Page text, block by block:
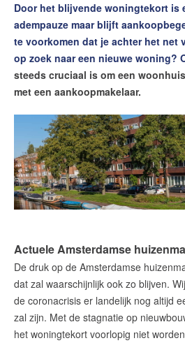
Word jij onze nieuwe makelaar?
Woning Waarde Adviesdagen
De waarde van uw woning
De
verandert
Lees de blog
Amsterdam
Makelaars van Amsterdam
amsterdam@makelaarsvan.nl
+31 (0)20 333 11 10
Door het blijvende woningtekort is
adempauze maar blijft
te voorkomen dat je achter het net
op zoek naar een nieuwe woning?
steeds cruciaal is om een
met een aankoopmakelaar.
Actuele Amsterdamse
De druk op de Amsterdamse
dat zal waarschijnlijk ook zo blijven.
de coronacrisis er landelijk nog altijd
zal zijn. Met de stagnatie op
het woningtekort voorlopig niet